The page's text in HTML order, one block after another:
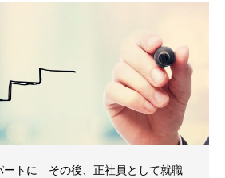
ートに その後、正社員として就職